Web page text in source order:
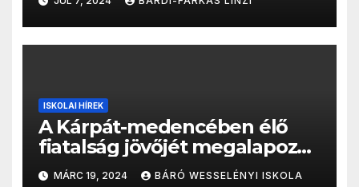
ISKOLAI HÍREK
A Kárpát-medencében élő
fiatalság jövőjét megalapozó
partnerség született
MÁRC 19, 2024 BÁRÓ WESSELÉNYI ISKOLA